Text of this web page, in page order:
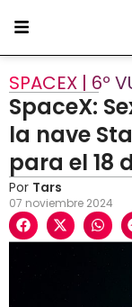
SPACEX | 6º
SpaceX:
la nave
para el 18
Por Tars
07 noviembre 2024